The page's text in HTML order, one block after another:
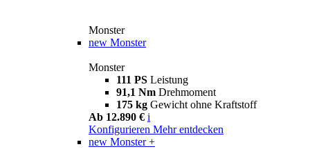
Monster
new Monster
Monster
111 PS Leistung
91,1 Nm Drehmoment
175 kg Gewicht ohne Kraftstoff
Ab 12.890 € i
Konfigurieren Mehr entdecken
new Monster +